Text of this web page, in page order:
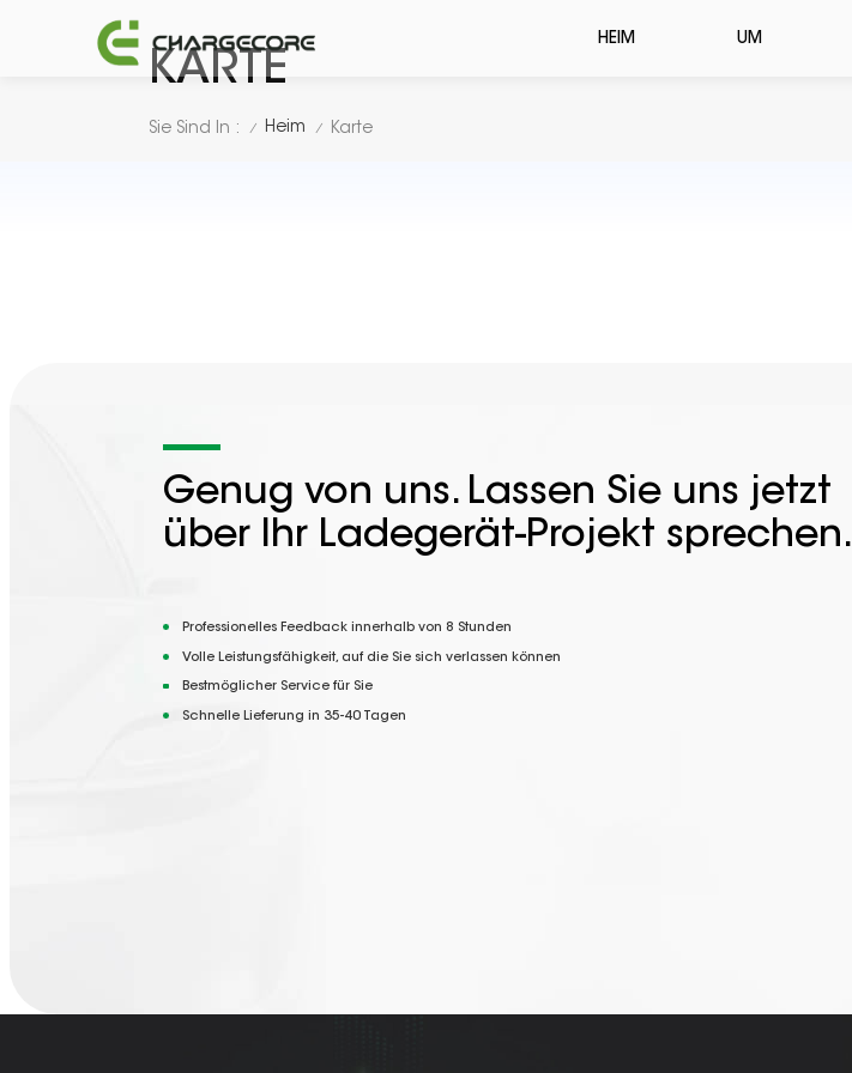
HEIM UM
KARTE
Sie Sind In : / Heim / Karte
Genug von uns. Lassen Sie uns jetzt
über Ihr Ladegerät-Projekt sprechen.
Professionelles Feedback innerhalb von 8 Stunden
Volle Leistungsfähigkeit, auf die Sie sich verlassen können
Bestmöglicher Service für Sie
Schnelle Lieferung in 35-40 Tagen